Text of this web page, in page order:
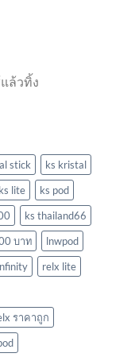
ล้วทิ้ง
stick
ks kristal
ks lite
ks pod
ks thailand66
บาท
lnwpod
relx lite
ราคาถูก